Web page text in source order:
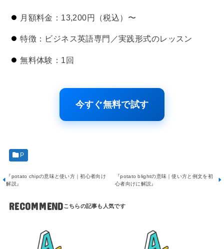
月額料金：13,200円（税込）〜
特徴：ビジネス英語専門／実践形式のレッスン
無料体験：1回
今すぐ無料で試す
P
『potato chipの意味と使い方｜初心者向け
解説』
『potato blightの意味｜使い方と例文を初
心者向けに解説』
RECOMMEND